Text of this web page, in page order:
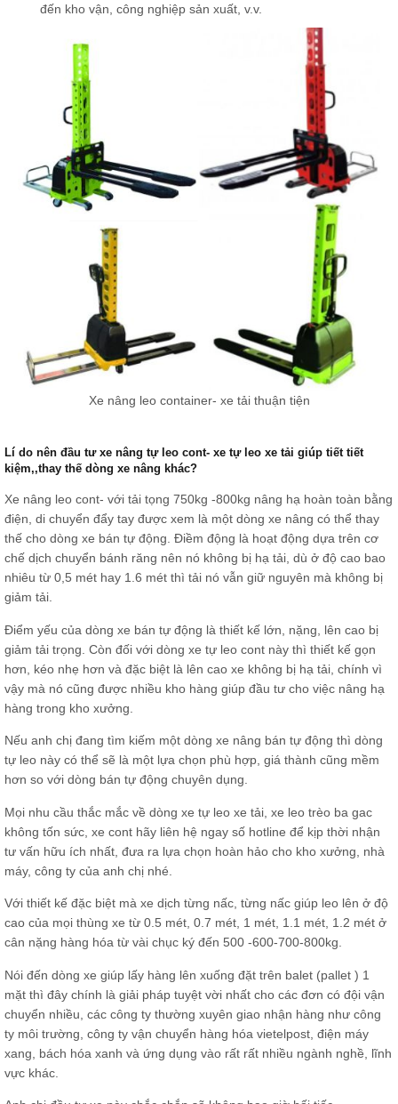
đến kho vận, công nghiệp sản xuất, v.v.
Xe nâng leo container- xe tải thuận tiện
Lí do nên đầu tư xe nâng tự leo cont- xe tự leo xe tải giúp tiết tiết
kiệm,,thay thế dòng xe nâng khác?
Xe nâng leo cont- với tải tọng 750kg -800kg nâng hạ hoàn toàn bằng
điện, di chuyển đẩy tay được xem là một dòng xe nâng có thể thay
thế cho dòng xe bán tự động. Điềm động là hoạt động dựa trên cơ
chế dịch chuyển bánh răng nên nó không bị hạ tải, dù ở độ cao bao
nhiêu từ 0,5 mét hay 1.6 mét thì tải nó vẫn giữ nguyên mà không bị
giảm tải.
Điểm yếu của dòng xe bán tự động là thiết kế lớn, nặng, lên cao bị
giảm tải trọng. Còn đối với dòng xe tự leo cont này thì thiết kế gọn
hơn, kéo nhẹ hơn và đặc biệt là lên cao xe không bị hạ tải, chính vì
vậy mà nó cũng được nhiều kho hàng giúp đầu tư cho việc nâng hạ
hàng trong kho xưởng.
Nếu anh chị đang tìm kiếm một dòng xe nâng bán tự động thì dòng
tự leo này có thể sẽ là một lựa chọn phù hợp, giá thành cũng mềm
hơn so với dòng bán tự động chuyên dụng.
Mọi nhu cầu thắc mắc về dòng xe tự leo xe tải, xe leo trèo ba gac
không tốn sức, xe cont hãy liên hệ ngay số hotline để kịp thời nhận
tư vấn hữu ích nhất, đưa ra lựa chọn hoàn hảo cho kho xưởng, nhà
máy, công ty của anh chị nhé.
Với thiết kế đặc biệt mà xe dịch từng nấc, từng nấc giúp leo lên ở độ
cao của mọi thùng xe từ 0.5 mét, 0.7 mét, 1 mét, 1.1 mét, 1.2 mét ở
cân nặng hàng hóa từ vài chục ký đến 500 -600-700-800kg.
Nói đến dòng xe giúp lấy hàng lên xuống đặt trên balet (pallet ) 1
mặt thì đây chính là giải pháp tuyệt vời nhất cho các đơn có đội vận
chuyển nhiều, các công ty thường xuyên giao nhận hàng như công
ty môi trường, công ty vận chuyển hàng hóa vietelpost, điện máy
xang, bách hóa xanh và ứng dụng vào rất rất nhiều ngành nghề, lĩnh
vực khác.